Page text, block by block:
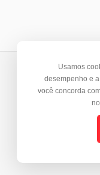
Usamos
desempenho e
você concorda